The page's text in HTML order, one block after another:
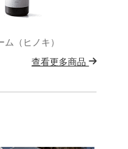
（ヒノキ）
查看更多商品